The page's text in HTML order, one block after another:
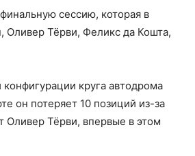
сессию, которая в
Оливер Тёрви, Феликс да Кошта,
круга автодрома
он потеряет 10 позиций из-за
Оливер Тёрви, впервые в этом